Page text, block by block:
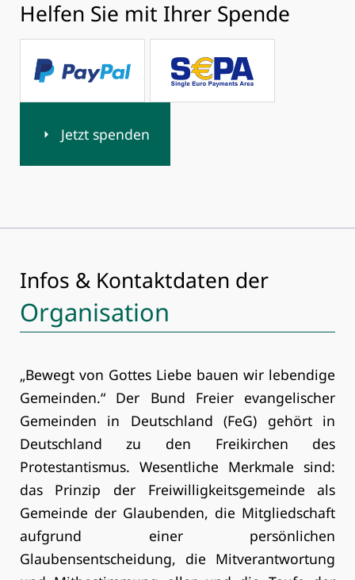
Helfen Sie mit Ihrer Spende
Jetzt spenden
Infos & Kontaktdaten der
Organisation
„Bewegt von Gottes Liebe bauen wir lebendige
Gemeinden.“ Der Bund Freier evangelischer
Gemeinden in Deutschland (FeG) gehört in
Deutschland zu den Freikirchen des
Protestantismus. Wesentliche Merkmale sind:
das Prinzip der Freiwilligkeitsgemeinde als
Gemeinde der Glaubenden, die Mitgliedschaft
aufgrund einer persönlichen
Glaubensentscheidung, die Mitverantwortung